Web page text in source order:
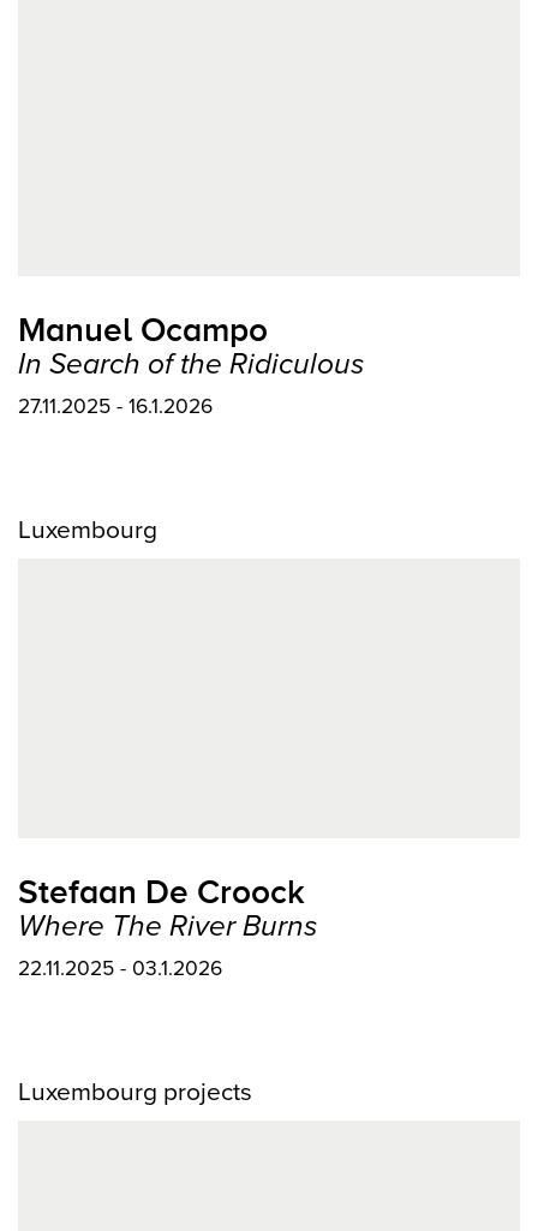
Manuel Ocampo
In Search of the Ridiculous
27.11.2025 - 16.1.2026
Luxembourg
Stefaan De Croock
Where The River Burns
22.11.2025 - 03.1.2026
Luxembourg projects